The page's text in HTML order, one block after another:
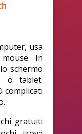
usa
In
schermo
o tablet.
complicati
gratuiti